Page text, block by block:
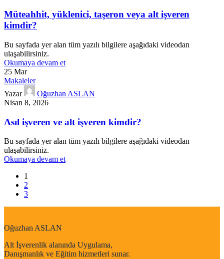
Müteahhit, yüklenici, taşeron veya alt işveren
kimdir?
Bu sayfada yer alan tüm yazılı bilgilere aşağıdaki videodan
ulaşabilirsiniz.
Okumaya devam et
25 Mar
Makaleler
Yazar
Oğuzhan ASLAN
Nisan 8, 2026
Asıl işveren ve alt işveren kimdir?
Bu sayfada yer alan tüm yazılı bilgilere aşağıdaki videodan
ulaşabilirsiniz.
Okumaya devam et
1
2
3
Oğuzhan ASLAN
Alt İşverenlik alanında Uygulama,
Danışmanlık ve Eğitim hizmetleri sunar.